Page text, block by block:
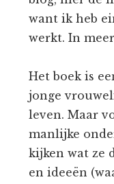
want ik heb
werkt. In
Het boek is
jonge
leven. Maar
manlijke
kijken wat ze
en ideeën